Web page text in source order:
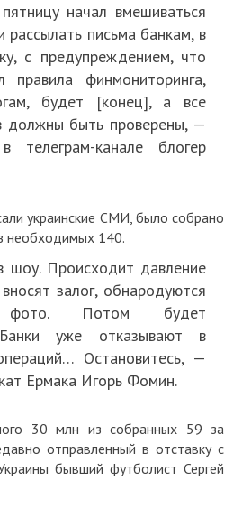
начал вмешиваться
рассылать письма банкам, в
с предупреждением, что
правила финмониторинга,
будет [конец], а все
должны быть проверены, —
канале блогер
украинские СМИ, было собрано
необходимых 140.
шоу. Происходит давление
залог, обнародуются
Потом будет
уже отказывают в
Остановитесь, —
Ермака Игорь Фомин.
30 млн из собранных 59 за
отправленный в отставку с
бывший футболист Сергей